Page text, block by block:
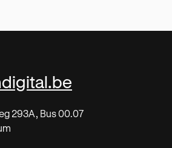
293A, Bus 00.07